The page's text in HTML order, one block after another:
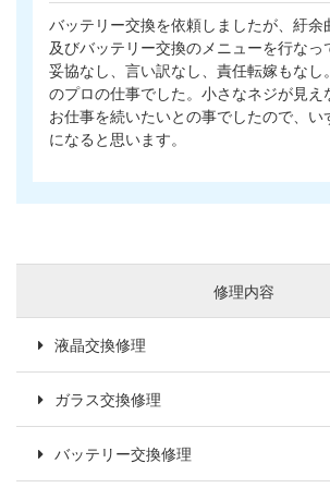
バッテリー交換を依頼しましたが、紆余
及びバッテリー交換のメニューを行なっ
妥協なし、言い訳なし、責任転嫁もなし
のプロの仕事でした。小さなネジが見え
お仕事を続いたいとの事でしたので、い
になると思います。
修理内容
液晶交換修理
ガラス交換修理
バッテリー交換修理